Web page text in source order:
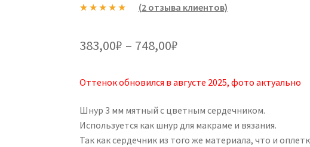
основе
пользовател
(2отзыва клиентов)
383,00₽ – 748,00₽
383,00₽
–
748,00₽
Оттенок обновился в августе 2025, фото актуально
Шнур 3 мм мятный с цветным сердечником.
Используется как шнур для макраме и вязания.
Так как сердечник из того же материала, что и